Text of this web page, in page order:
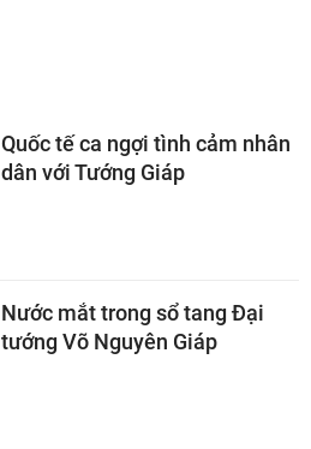
Quốc tế ca ngợi tình cảm nhân
dân với Tướng Giáp
Nước mắt trong sổ tang Đại
tướng Võ Nguyên Giáp